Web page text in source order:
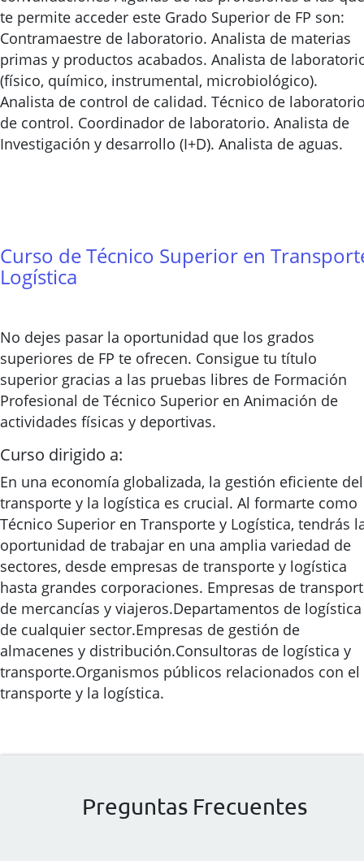
te permite acceder este Grado Superior de FP son:
Contramaestre de laboratorio. Analista de materias
primas y productos acabados. Analista de
(físico, químico, instrumental, microbiológico).
Analista de control de calidad. Técnico de
de control. Coordinador de laboratorio. Analista de
Investigación y desarrollo (I+D). Analista de aguas.
Curso de Técnico Superior en
Logística
No dejes pasar la oportunidad que los grados
superiores de FP te ofrecen. Consigue tu título
superior gracias a las pruebas libres de Formación
Profesional de Técnico Superior en Animación de
actividades físicas y deportivas.
Curso dirigido a:
En una economía globalizada, la gestión eficiente del
transporte y la logística es crucial. Al formarte como
Técnico Superior en Transporte y Logística, tendrás
oportunidad de trabajar en una amplia variedad de
sectores, desde empresas de transporte y logística
hasta grandes corporaciones. Empresas de
de mercancías y viajeros.Departamentos de logística
de cualquier sector.Empresas de gestión de
almacenes y distribución.Consultoras de logística y
transporte.Organismos públicos relacionados con el
transporte y la logística.
Preguntas Frecuentes